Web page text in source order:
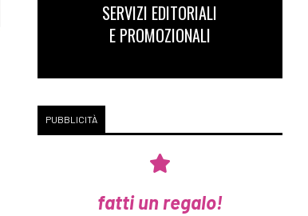
SERVIZI EDITORIALI
E PROMOZIONALI
PUBBLICITÀ
fatti un regalo!